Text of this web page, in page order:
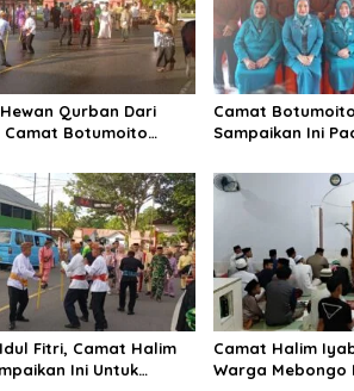
Qurban Dari
Camat Botumoito
Camat
Sampaikan Ini
Fitri, Camat Halim
Ini Untuk
Camat Halim
Warga Mebongo